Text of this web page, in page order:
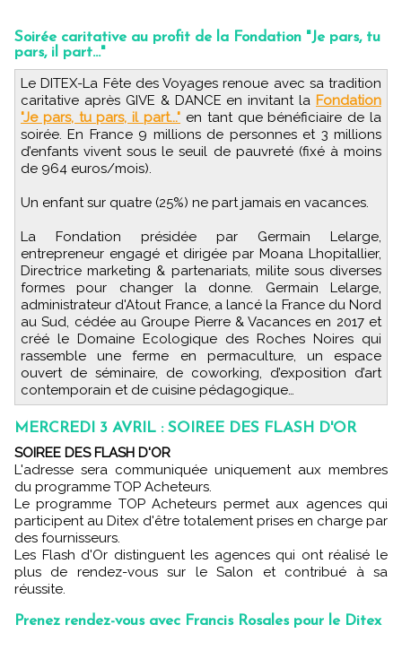
Soirée caritative au profit de la Fondation "Je pars, tu
pars, il part..."
Le DITEX-La Fête des Voyages renoue avec sa tradition
caritative après GIVE & DANCE en invitant la Fondation
"Je pars, tu pars, il part..." en tant que bénéficiaire de la
soirée. En France 9 millions de personnes et 3 millions
d’enfants vivent sous le seuil de pauvreté (fixé à moins
de 964 euros/mois).
Un enfant sur quatre (25%) ne part jamais en vacances.
La Fondation présidée par Germain Lelarge,
entrepreneur engagé et dirigée par Moana Lhopitallier,
Directrice marketing & partenariats, milite sous diverses
formes pour changer la donne. Germain Lelarge,
administrateur d'Atout France, a lancé la France du Nord
au Sud, cédée au Groupe Pierre & Vacances en 2017 et
créé le Domaine Ecologique des Roches Noires qui
rassemble une ferme en permaculture, un espace
ouvert de séminaire, de coworking, d’exposition d’art
contemporain et de cuisine pédagogique…
MERCREDI 3 AVRIL : SOIREE DES FLASH D'OR
SOIREE DES FLASH D'OR
L'adresse sera communiquée uniquement aux membres
du programme TOP Acheteurs.
Le programme TOP Acheteurs permet aux agences qui
participent au Ditex d'être totalement prises en charge par
des fournisseurs.
Les Flash d'Or distinguent les agences qui ont réalisé le
plus de rendez-vous sur le Salon et contribué à sa
réussite.
Prenez rendez-vous avec Francis Rosales pour le Ditex